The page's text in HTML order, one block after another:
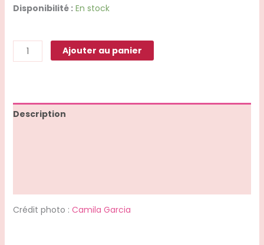
Disponibilité : En stock
Ajouter au panier
Description
Crédit photo : Camila Garcia